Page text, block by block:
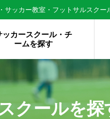
サッカー教室・フットサルスクー
ッカースクール・チ
ームを探す
クールを探